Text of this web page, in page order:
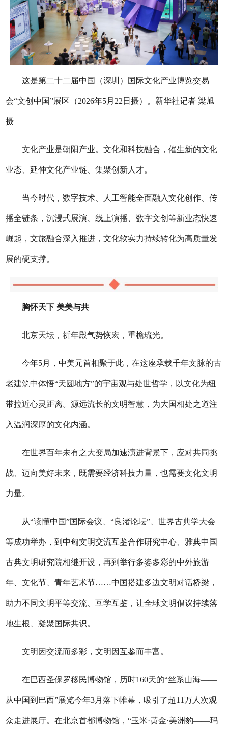
这是第二十二届中国（深圳）国际文化产业博览交易
会“文创中国”展区（2026年5月22日摄）。新华社记者 梁旭
摄
文化产业是朝阳产业。文化和科技融合，催生新的文化
业态、延伸文化产业链、集聚创新人才。
当今时代，数字技术、人工智能全面融入文化创作、传
播全链条，沉浸式展演、线上演播、数字文创等新业态快速
崛起，文旅融合深入推进，文化软实力持续转化为高质量发
展的硬支撑。
胸怀天下 美美与共
北京天坛，祈年殿气势恢宏，重檐琉光。
今年5月，中美元首相聚于此，在这座承载千年文脉的古
老建筑中体悟“天圆地方”的宇宙观与处世哲学，以文化为纽
带拉近心灵距离。源远流长的文明智慧，为大国相处之道注
入温润深厚的文化内涵。
在世界百年未有之大变局加速演进背景下，应对共同挑
战、迈向美好未来，既需要经济科技力量，也需要文化文明
力量。
从“读懂中国”国际会议、“良渚论坛”、世界古典学大会
等成功举办，到中匈文明交流互鉴合作研究中心、雅典中国
古典文明研究院相继开设，再到举行多姿多彩的中外旅游
年、文化节、青年艺术节……中国搭建多边文明对话桥梁，
助力不同文明平等交流、互学互鉴，让全球文明倡议持续落
地生根、凝聚国际共识。
文明因交流而多彩，文明因互鉴而丰富。
在巴西圣保罗移民博物馆，历时160天的“丝系山海——
从中国到巴西”展览今年3月落下帷幕，吸引了超11万人次观
众走进展厅。在北京首都博物馆，“玉米·黄金·美洲豹——玛